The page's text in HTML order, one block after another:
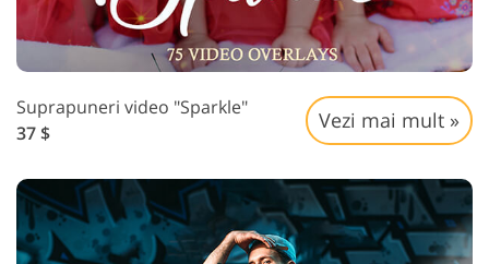
Suprapuneri video "Sparkle"
37 $
Vezi mai mult »